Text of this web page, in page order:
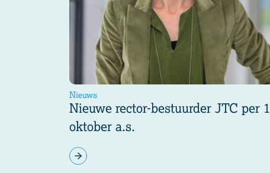
Nieuws
Nieuwe rector-bestuurder JTC per 1
oktober a.s.